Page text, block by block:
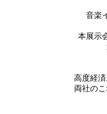
音楽
本展示
高度経済
両社の